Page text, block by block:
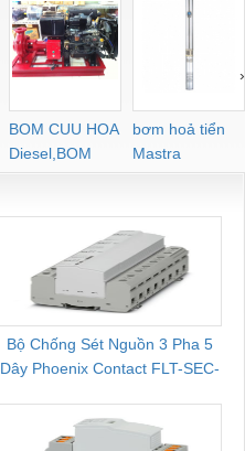
BOM CUU HOA
Diesel,BOM
CHUA CHAY
bơm hoả tiển
Mastra
›
Bộ Chống Sét Nguồn 3 Pha 5
Dây Phoenix Contact FLT-SEC-